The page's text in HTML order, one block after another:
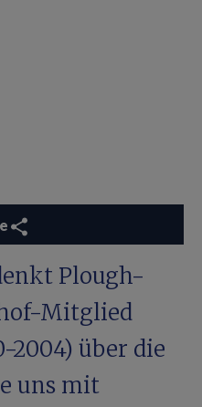
Plough-
Mitglied
2004) über die
uns mit